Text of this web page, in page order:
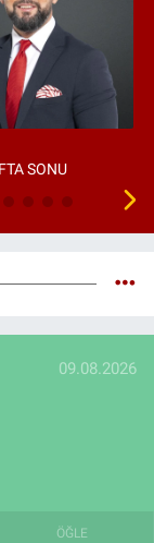
SONU
09.08.2026
ÖĞLE